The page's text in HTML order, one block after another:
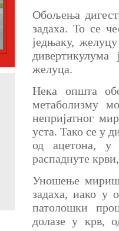
Обољења
задаха. То се
једњаку,
желуца.
Нека општа
метаболизму
непријатног
уста. Тако се у
од ацетона, у
распаднуте
Уношење
задаха, иако у
патолошки
долазе у крв,